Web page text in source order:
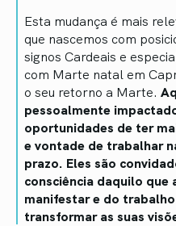
Esta mudança é mais
que nascemos com
signos Cardeais e
com Marte natal em
o seu retorno a Marte.
pessoalmente
oportunidades de ter
e vontade de trabalhar
prazo. Eles são
consciência daquilo que
manifestar e do
transformar as suas